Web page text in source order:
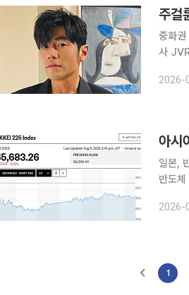
주걸
중화권 톱
사
가요
2026-
아시
일본,
반도체
는
2026-
1